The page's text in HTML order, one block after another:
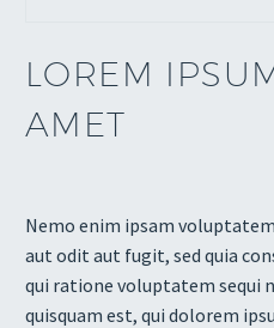
LOREM
AMET
Nemo enim ipsam
aut odit aut fugit, sed quia
qui ratione voluptatem sequi
quisquam est, qui dolorem